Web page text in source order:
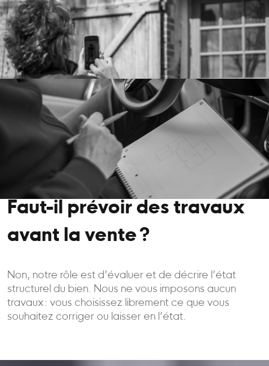
Faut-il prévoir des travaux
avant la vente ?
Non, notre rôle est d’évaluer et de décrire l’état
structurel du bien. Nous ne vous imposons aucun
travaux : vous choisissez librement ce que vous
souhaitez corriger ou laisser en l’état.